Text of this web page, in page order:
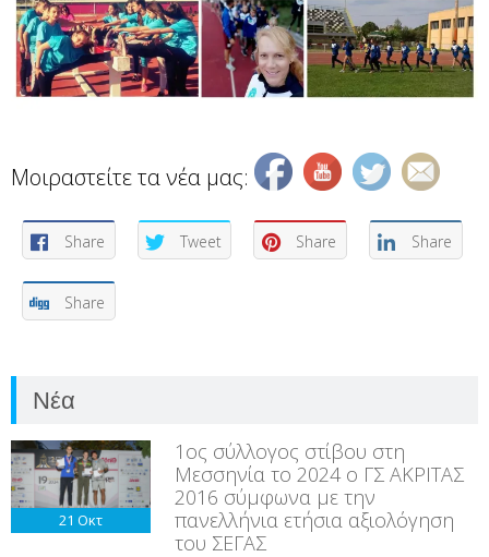
Μοιραστείτε τα νέα μας:
Share Tweet Share Share
Share
Νέα
21 Οκτ
1ος σύλλογος στίβου στη
Μεσσηνία το 2024 ο ΓΣ ΑΚΡΙΤΑΣ
2016 σύμφωνα με την
πανελλήνια ετήσια αξιολόγηση
του ΣΕΓΑΣ